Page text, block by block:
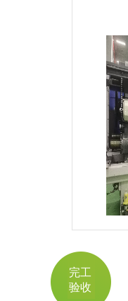
完工
验收